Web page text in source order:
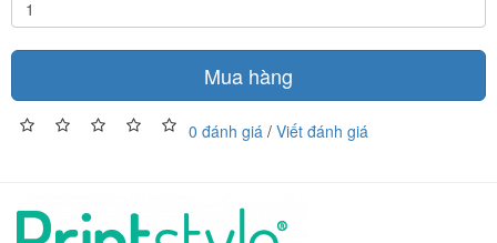
Mua hàng
0 đánh giá / Viết đánh giá